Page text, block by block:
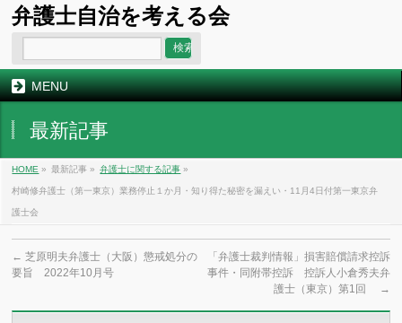
弁護士自治を考える会
MENU
最新記事
HOME » 最新記事 » 弁護士に関する記事 »
村崎修弁護士（第一東京）業務停止１か月・知り得た秘密を漏えい・11月4日付第一東京弁
護士会
← 芝原明夫弁護士（大阪）懲戒処分の
要旨 2022年10月号
「弁護士裁判情報」損害賠償請求控訴
事件・同附帯控訴 控訴人小倉秀夫弁
護士（東京）第1回
→